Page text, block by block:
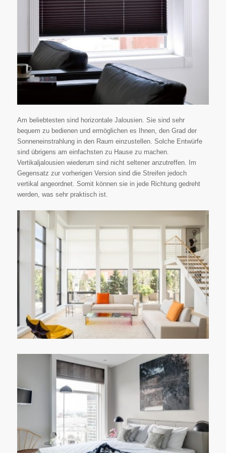
Am beliebtesten sind horizontale Jalousien. Sie sind sehr
bequem zu bedienen und ermöglichen es Ihnen, den Grad der
Sonneneinstrahlung in den Raum einzustellen. Solche Entwürfe
sind übrigens am einfachsten zu Hause zu machen.
Vertikaljalousien wiederum sind nicht seltener anzutreffen. Im
Gegensatz zur vorherigen Version sind die Streifen jedoch
vertikal angeordnet. Somit können sie in jede Richtung gedreht
werden, was sehr praktisch ist.